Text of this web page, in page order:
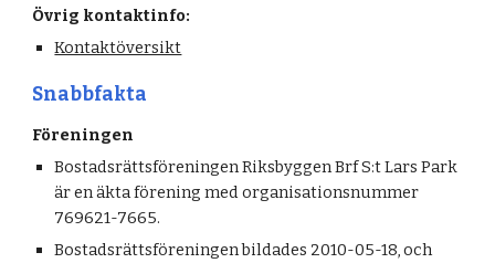
Övrig kontaktinfo:
Kontaktöversikt
Snabbfakta
Föreningen
Bostadsrättsföreningen Riksbyggen Brf S:t Lars Park
är en äkta förening med organisationsnummer
769621-7665.
Bostadsrättsföreningen bildades 2010-05-18, och